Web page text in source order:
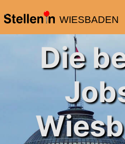
WIESBADEN
Die